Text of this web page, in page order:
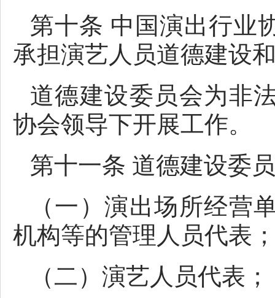
第十条 中国演出行业
承担演艺人员道德建设
道德建设委员会为非
协会领导下开展工作。
第十一条 道德建设委
（一）演出场所经营
机构等的管理人员代表
（二）演艺人员代表；